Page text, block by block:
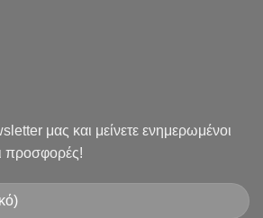
μας και μείνετε ενημερωμένοι
προσφορές!